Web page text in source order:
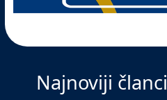
Najnoviji članci